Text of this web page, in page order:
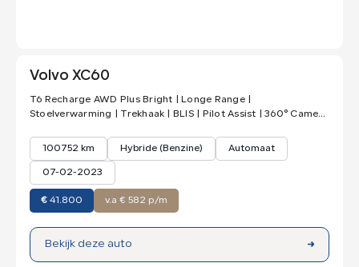
Volvo XC60
T6 Recharge AWD Plus Bright | Longe Range |
Stoelverwarming | Trekhaak | BLIS | Pilot Assist | 360° Camera
100752 km Hybride (Benzine) Automaat
07-02-2023
€ 41.800 v.a € 582 p/m
Bekijk deze auto